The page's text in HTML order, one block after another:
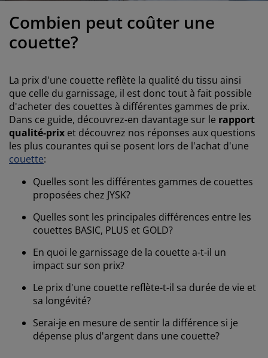
avec rangement
enfants
pour enfants
entretien meubles
pour vitrage
d'extérieur
entretien
Combien peut coûter une
couette?
La prix d'une couette reflète la qualité du tissu ainsi
que celle du garnissage, il est donc tout à fait possible
d'acheter des couettes à différentes gammes de prix.
Dans ce guide, découvrez-en davantage sur le rapport
qualité-prix et découvrez nos réponses aux questions
les plus courantes qui se posent lors de l'achat d'une
couette:
Quelles sont les différentes gammes de couettes
proposées chez JYSK?
Quelles sont les principales différences entre les
couettes BASIC, PLUS et GOLD?
En quoi le garnissage de la couette a-t-il un
impact sur son prix?
Le prix d'une couette reflète-t-il sa durée de vie et
sa longévité?
Serai-je en mesure de sentir la différence si je
dépense plus d'argent dans une couette?